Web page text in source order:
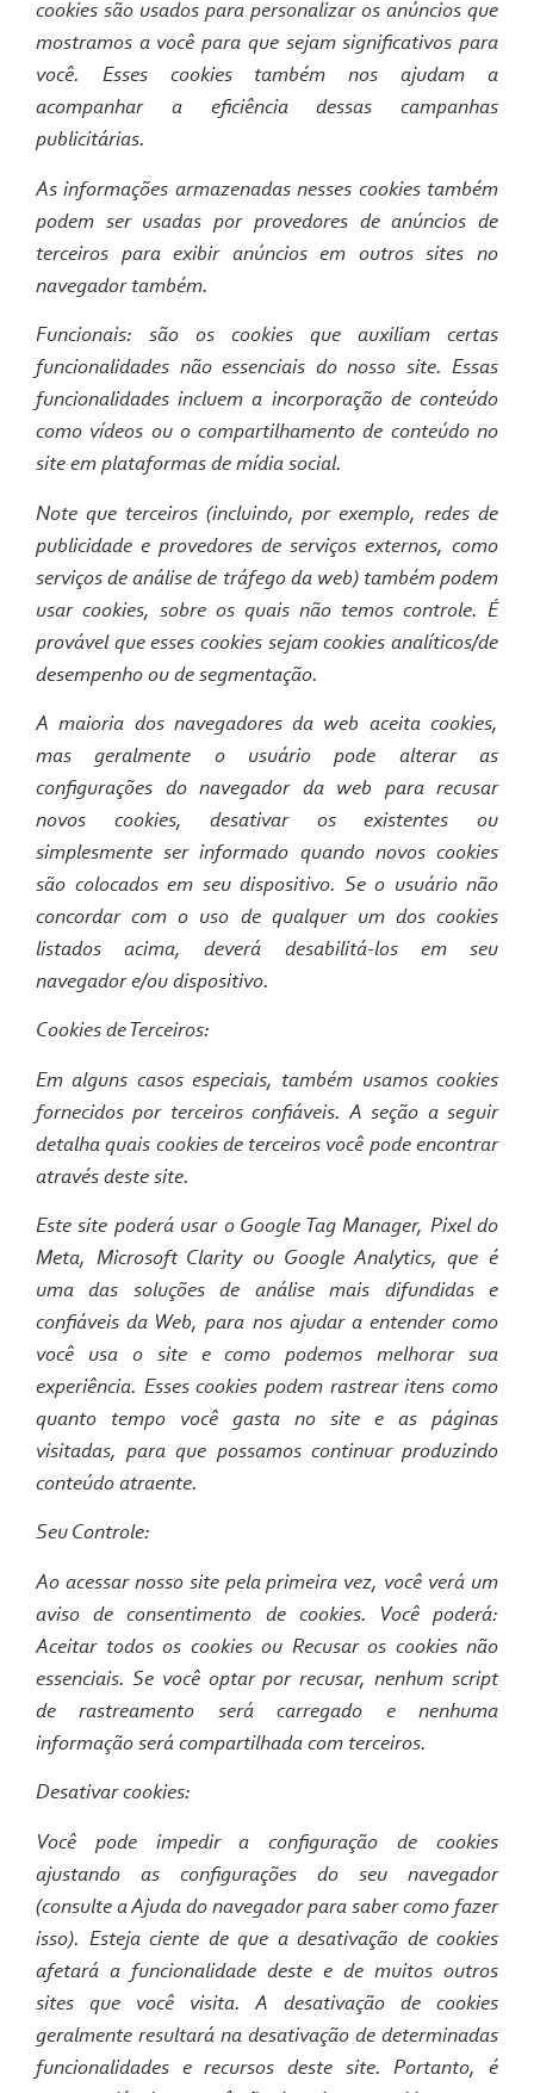
cookies são usados para personalizar os anúncios que
mostramos a você para que sejam significativos para
você. Esses cookies também nos ajudam a
acompanhar a eficiência dessas campanhas
publicitárias.
As informações armazenadas nesses cookies também
podem ser usadas por provedores de anúncios de
terceiros para exibir anúncios em outros sites no
navegador também.
Funcionais: são os cookies que auxiliam certas
funcionalidades não essenciais do nosso site. Essas
funcionalidades incluem a incorporação de conteúdo
como vídeos ou o compartilhamento de conteúdo no
site em plataformas de mídia social.
Note que terceiros (incluindo, por exemplo, redes de
publicidade e provedores de serviços externos, como
serviços de análise de tráfego da web) também podem
usar cookies, sobre os quais não temos controle. É
provável que esses cookies sejam cookies analíticos/de
desempenho ou de segmentação.
A maioria dos navegadores da web aceita cookies,
mas geralmente o usuário pode alterar as
configurações do navegador da web para recusar
novos cookies, desativar os existentes ou
simplesmente ser informado quando novos cookies
são colocados em seu dispositivo. Se o usuário não
concordar com o uso de qualquer um dos cookies
listados acima, deverá desabilitá-los em seu
navegador e/ou dispositivo.
Cookies de Terceiros:
Em alguns casos especiais, também usamos cookies
fornecidos por terceiros confiáveis. A seção a seguir
detalha quais cookies de terceiros você pode encontrar
através deste site.
Este site poderá usar o Google Tag Manager, Pixel do
Meta, Microsoft Clarity ou Google Analytics, que é
uma das soluções de análise mais difundidas e
confiáveis da Web, para nos ajudar a entender como
você usa o site e como podemos melhorar sua
experiência. Esses cookies podem rastrear itens como
quanto tempo você gasta no site e as páginas
visitadas, para que possamos continuar produzindo
conteúdo atraente.
Seu Controle:
Ao acessar nosso site pela primeira vez, você verá um
aviso de consentimento de cookies. Você poderá:
Aceitar todos os cookies ou Recusar os cookies não
essenciais. Se você optar por recusar, nenhum script
de rastreamento será carregado e nenhuma
informação será compartilhada com terceiros.
Desativar cookies:
Você pode impedir a configuração de cookies
ajustando as configurações do seu navegador
(consulte a Ajuda do navegador para saber como fazer
isso). Esteja ciente de que a desativação de cookies
afetará a funcionalidade deste e de muitos outros
sites que você visita. A desativação de cookies
geralmente resultará na desativação de determinadas
funcionalidades e recursos deste site. Portanto, é